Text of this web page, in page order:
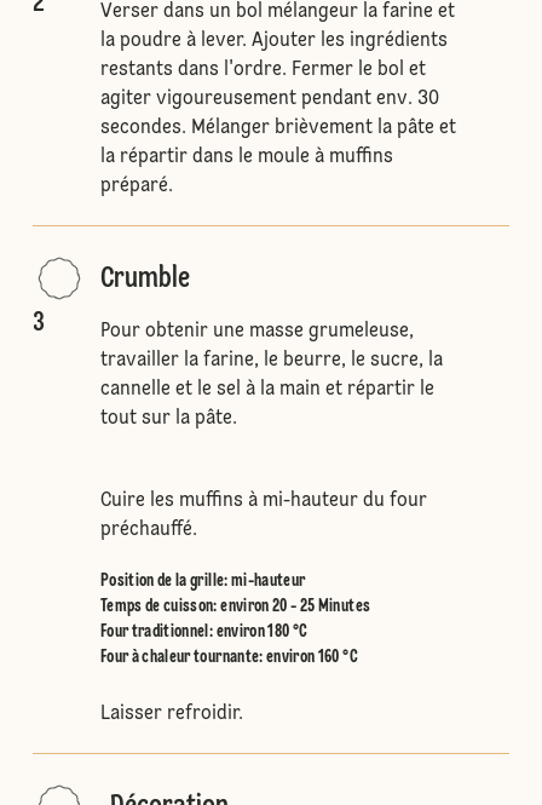
Verser dans un bol mélangeur la farine et
la poudre à lever. Ajouter les ingrédients
restants dans l'ordre. Fermer le bol et
agiter vigoureusement pendant env. 30
secondes. Mélanger brièvement la pâte et
la répartir dans le moule à muffins
préparé.
3
Crumble
Pour obtenir une masse grumeleuse,
travailler la farine, le beurre, le sucre, la
cannelle et le sel à la main et répartir le
tout sur la pâte.
Cuire les muffins à mi-hauteur du four
préchauffé.
Position de la grille: mi-hauteur
Temps de cuisson: environ 20 - 25 Minutes
Four traditionnel : environ 180 °C
Four à chaleur tournante: environ 160 °C
Laisser refroidir.